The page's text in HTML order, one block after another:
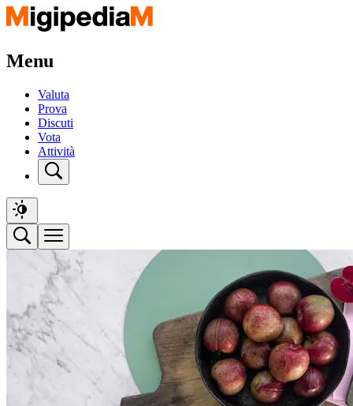
Menu
Valuta
Prova
Discuti
Vota
Attività